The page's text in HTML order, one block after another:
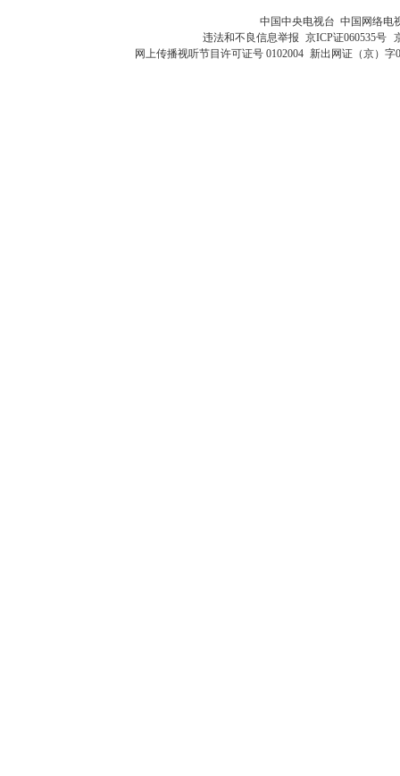
中国中央电视台 中国网络电
违法和不良信息举报 京ICP证060535号
网上传播视听节目许可证号 0102004 新出网证（京）